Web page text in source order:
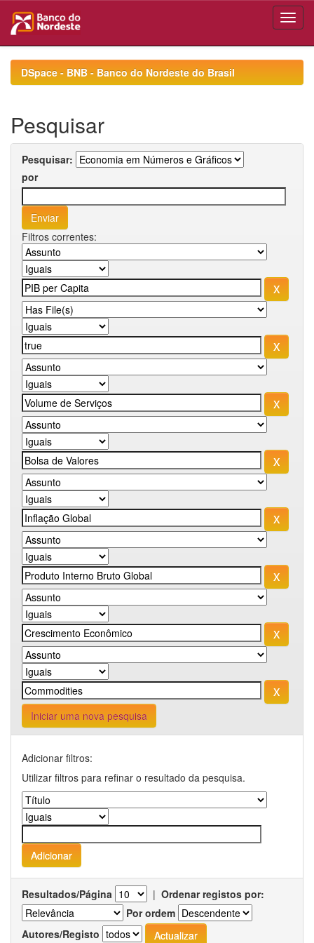
navigationDSpace - BNB - Banco do Nordeste do Brasil
Pesquisar
Pesquisar:
por
Filtros correntes:
Iniciar uma nova pesquisa
Adicionar filtros:
Utilizar filtros para refinar o resultado da pesquisa.
Resultados/Página | Ordenar registos por:
Por ordem
Autores/Registo